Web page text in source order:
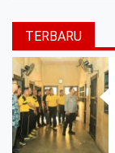
TERBARU